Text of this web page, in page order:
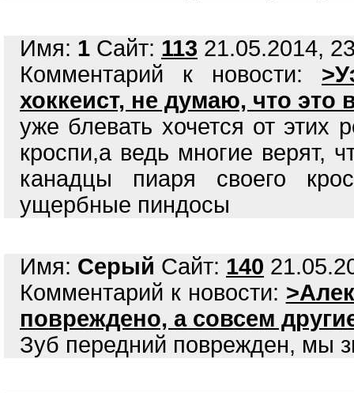
Имя: 1 Сайт: 113 21.05.2014,
Комментарий к новости:
хоккеист, не думаю, что
уже блевать хочется от этих
кроспи,а ведь многие верят,
канадцы пиаря своего
ущербные пиндосы
Имя: Серый Сайт: 140
Комментарий к новости:
повреждено, а совсем
Зуб передний поврежден, мы